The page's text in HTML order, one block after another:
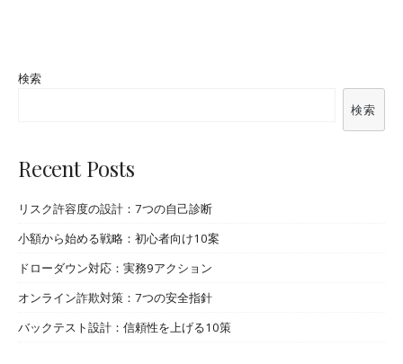
検索
検索
Recent Posts
リスク許容度の設計：7つの自己診断
小額から始める戦略：初心者向け10案
ドローダウン対応：実務9アクション
オンライン詐欺対策：7つの安全指針
バックテスト設計：信頼性を上げる10策